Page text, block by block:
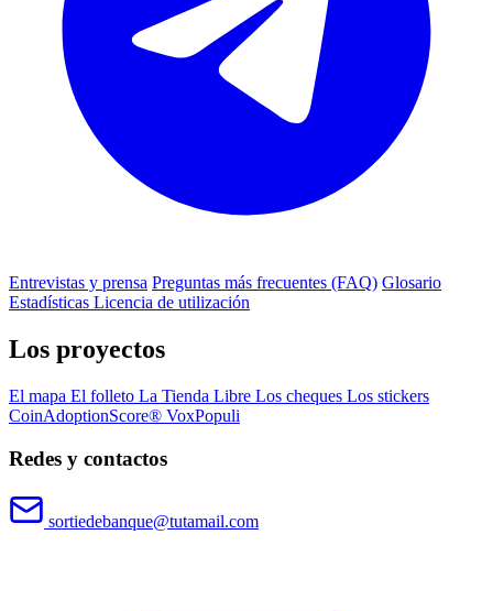
Entrevistas y prensa Preguntas más frecuentes (FAQ) Glosario
Estadísticas Licencia de utilización
Los proyectos
El mapa El folleto La Tienda Libre Los cheques Los stickers
CoinAdoptionScore® VoxPopuli
Redes y contactos
sortiedebanque@tutamail.com